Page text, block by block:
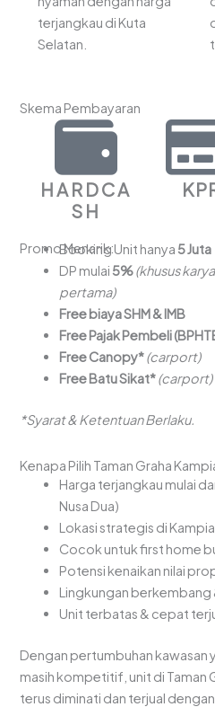
terjangkau di Kuta
Selatan.
Skema Pembayaran
HARDCA
SH
Promo Menarik:
Booking Unit hanya 5 Juta
DP mulai 5%(khusus
pertama)
Free biaya SHM & IMB
Free Pajak Pembeli
Free Canopy*(carport)
Free Batu Sikat*(carport)
*Syarat & Ketentuan Berlaku.
Kenapa Pilih Taman Graha
Harga terjangkau mulai
Nusa Dua)
Lokasi strategis di
Cocok untuk first home
Potensi kenaikan nilai
Lingkungan berkembang
Unit terbatas & cepat
Dengan pertumbuhan kawasan
masih kompetitif, unit di Taman
terus diminati dan terjual